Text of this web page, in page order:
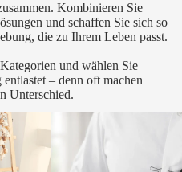
Kombinieren Sie
und schaffen Sie sich so
die zu Ihrem Leben passt.
und wählen Sie
– denn oft machen
Unterschied.
Knöpfhilfen